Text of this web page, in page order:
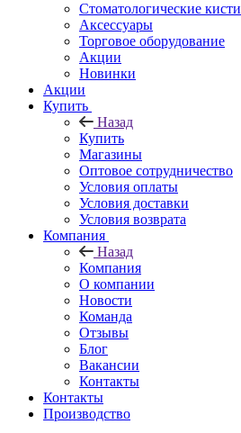
Стоматологические кисти
Аксессуары
Торговое оборудование
Акции
Новинки
Акции
Купить
Назад
Купить
Магазины
Оптовое сотрудничество
Условия оплаты
Условия доставки
Условия возврата
Компания
Назад
Компания
О компании
Новости
Команда
Отзывы
Блог
Вакансии
Контакты
Контакты
Производство